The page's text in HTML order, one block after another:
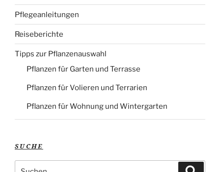
Pflegeanleitungen
Reiseberichte
Tipps zur Pflanzenauswahl
Pflanzen für Garten und Terrasse
Pflanzen für Volieren und Terrarien
Pflanzen für Wohnung und Wintergarten
SUCHE